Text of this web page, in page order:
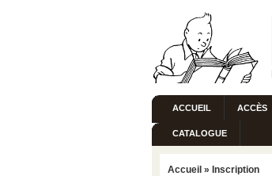
ACCUEIL ACCÈS
CATALOGUE
Accueil » Inscription